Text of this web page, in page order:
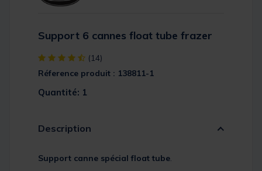
Support 6 cannes float tube frazer
[object Object] out of 5 Customer Rating
(14)
Réference produit : 138811-1
Quantité: 1
Description
Support canne spécial float tube.